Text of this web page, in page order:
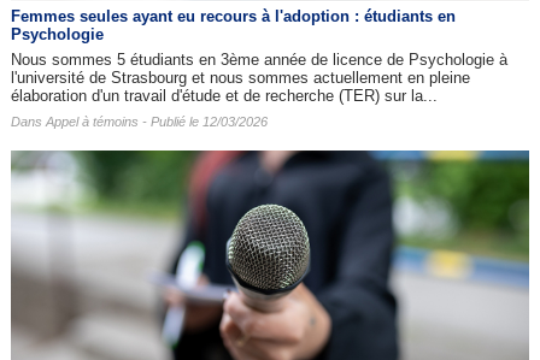
Femmes seules ayant eu recours à l'adoption : étudiants en
Psychologie
Nous sommes 5 étudiants en 3ème année de licence de Psychologie à
l'université de Strasbourg et nous sommes actuellement en pleine
élaboration d'un travail d'étude et de recherche (TER) sur la...
Dans Appel à témoins - Publié le 12/03/2026